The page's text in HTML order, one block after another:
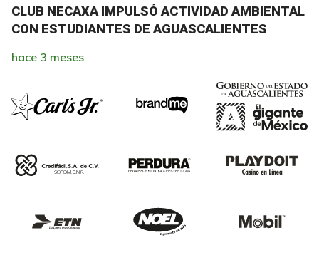
CLUB NECAXA IMPULSÓ ACTIVIDAD AMBIENTAL
CON ESTUDIANTES DE AGUASCALIENTES
hace 3 meses